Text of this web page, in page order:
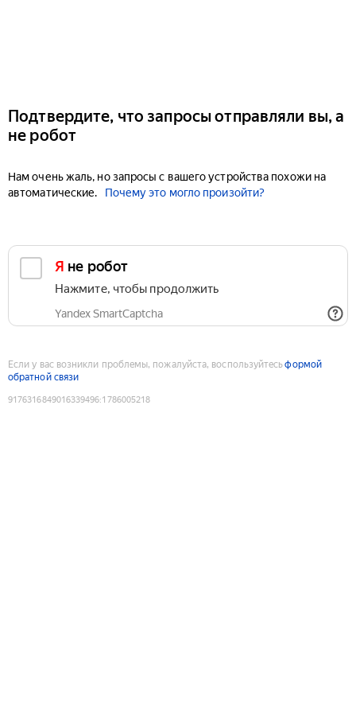
Подтвердите, что запросы отправляли вы, а
не робот
Нам очень жаль, но запросы с вашего устройства похожи на
автоматические.
Почему это могло произойти?
Я не робот
Нажмите, чтобы продолжить
Yandex SmartCaptcha
Если у вас возникли проблемы, пожалуйста, воспользуйтесьформой
обратной связи
9176316849016339496:1786005218